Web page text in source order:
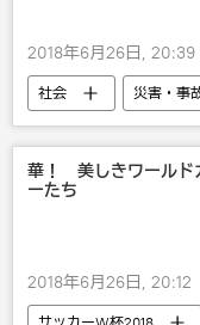
2018年6月26日, 20:39
社会 災害・事
華！ 美しきワールド
ーたち
2018年6月26日, 20:12